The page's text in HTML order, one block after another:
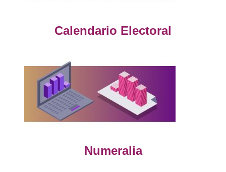
Calendario Electoral
Numeralia